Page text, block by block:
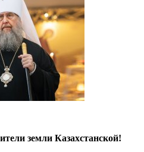
земли Казахстанской!